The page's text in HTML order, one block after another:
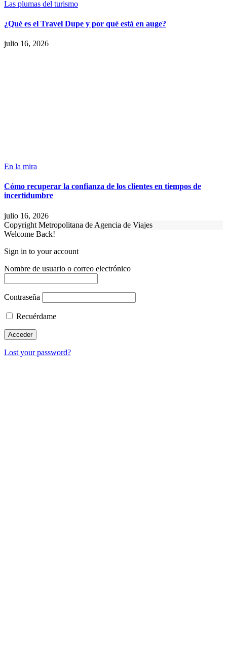
Las plumas del turismo
¿Qué es el Travel Dupe y por qué está en auge?
julio 16, 2026
En la mira
Cómo recuperar la confianza de los clientes en tiempos de
incertidumbre
julio 16, 2026
Copyright Metropolitana de Agencia de Viajes
Welcome Back!
Sign in to your account
Nombre de usuario o correo electrónico
Contraseña
Recuérdame
Lost your password?